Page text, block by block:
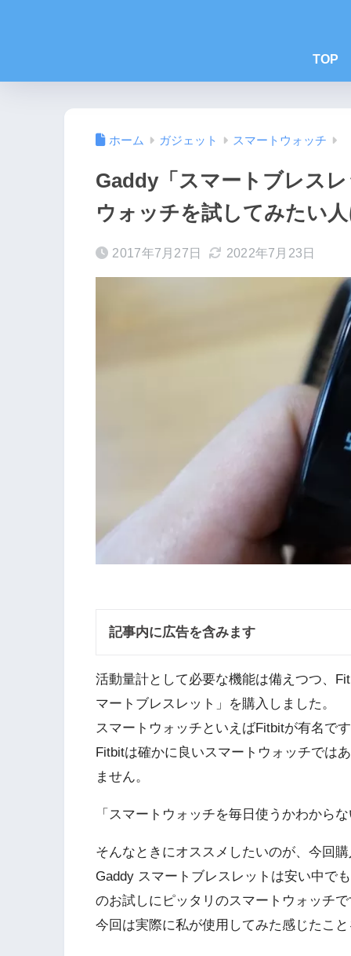
TOP
ホーム ガジェット スマートウォッチ
Gaddy「スマートブレス
ウォッチを試してみたい
2017年7月27日 2022年7月23日
記事内に広告を含みます
活動量計として必要な機能は備えつつ、
マートブレスレット」を購入しました。
スマートウォッチといえばFitbitが有名で
Fitbitは確かに良いスマートウォッチでは
ません。
「スマートウォッチを毎日使うかわから
そんなときにオススメしたいのが、今回
Gaddy スマートブレスレットは安い中で
のお試しにピッタリのスマートウォッチ
今回は実際に私が使用してみた感じたこ